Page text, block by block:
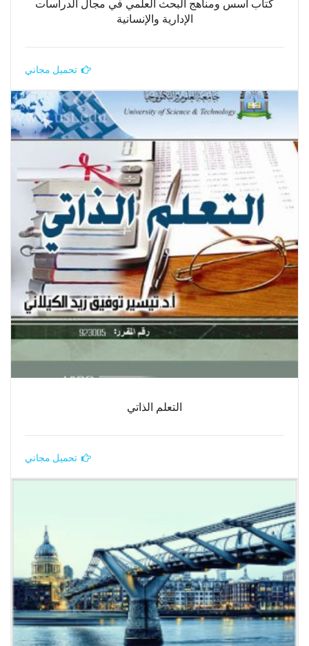
كتاب أسس ومناهج البحث العلمي في مجال الدراسات
الإدارية والإنسانية
تحميل مجاني
التعلم الذاتي
تحميل مجاني